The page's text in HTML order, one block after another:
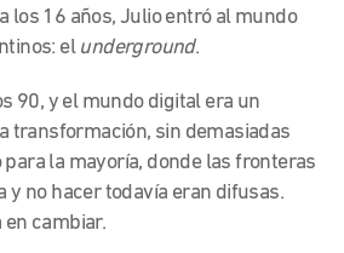
los 16 años, Julio entró al mundo
el underground.
90, y el mundo digitalera un
transformación, sin demasiadas
la mayoría, donde las fronteras
y no hacer todavía eran difusas.
en cambiar.